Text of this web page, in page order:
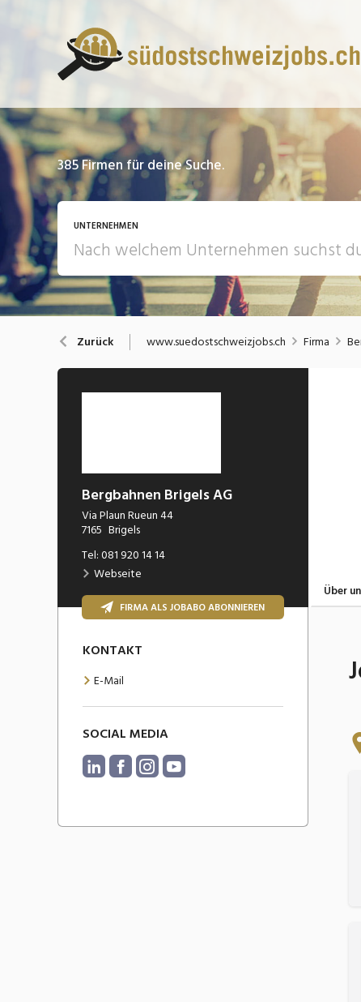
385Firmen für deine Suche.
UNTERNEHMEN
Zurück www.suedostschweizjobs.ch Firma
Bergbahnen Brigels AG
Via Plaun Rueun 44
7165 Brigels
Tel:081 920 14 14
Webseite
FIRMA ALS JOBABO ABONNIEREN
Über
KONTAKT
E-Mail
SOCIAL MEDIA